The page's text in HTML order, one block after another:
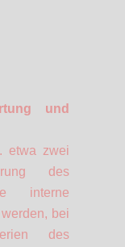
und
etwa zwei
des
interne
bei
des